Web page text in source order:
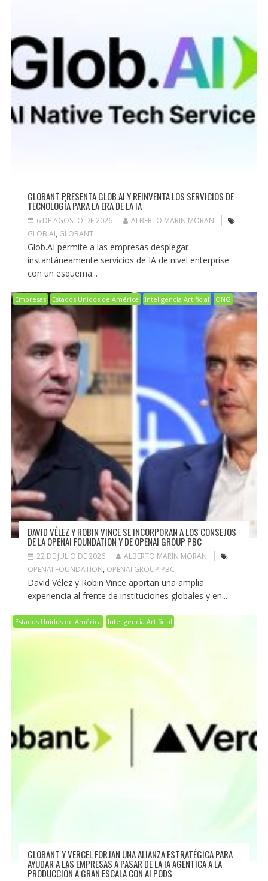
GLOBANT PRESENTA GLOB.AI Y REINVENTA LOS SERVICIOS DE
TECNOLOGÍA PARA LA ERA DE LA IA
6 DE AGOSTO DE 2026
ALBERTO MARIN MORAN
GLOB.AI, GLOBANT
Glob.AI permite a las empresas desplegar
instantáneamente servicios de IA de nivel enterprise
con un esquema...
Empresas Estados Unidos de América Inteligencia Artificial ONG
DAVID VÉLEZ Y ROBIN VINCE SE INCORPORAN A LOS CONSEJOS
DE LA OPENAI FOUNDATION Y DE OPENAI GROUP PBC
22 DE JULIO DE 2026
ALBERTO MARIN MORAN
OPENAI FOUNDATION, OPENAI GROUP PBC
David Vélez y Robin Vince aportan una amplia
experiencia al frente de instituciones globales y en...
Estados Unidos de América Inteligencia Artificial
GLOBANT Y VERCEL FORJAN UNA ALIANZA ESTRATÉGICA PARA
AYUDAR A LAS EMPRESAS A PASAR DE LA IA AGÉNTICA A LA
PRODUCCIÓN A GRAN ESCALA CON AI PODS